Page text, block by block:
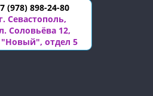
(978) 898-24-80
г. Севастополь,
Соловьёва 12,
отдел 5